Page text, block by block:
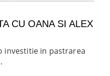
CU OANA SI ALEX
investitie in pastrarea